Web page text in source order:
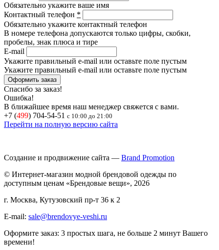
Обязательно укажите ваше имя
Контактный телефон *
Обязательно укажите контактный телефон
В номере телефона допускаются только цифры, скобки,
пробелы, знак плюса и тире
E-mail
Укажите правильный e-mail или оставьте поле пустым
Укажите правильный e-mail или оставьте поле пустым
Спасибо за заказ!
Ошибка!
В ближайшее время наш менеджер свяжется с вами.
+7 (499) 704-54-51 с 10:00 до 21:00
Перейти на полную версию сайта
Создание и продвижение сайта — Brand Promotion
© Интернет-магазин модной брендовой одежды по
доступным ценам «Брендовые вещи», 2026
г. Москва, Кутузовский пр-т 36 к 2
E-mail: sale@brendovye-veshi.ru
Оформите заказ: 3 простых шага, не больше 2 минут Вашего
времени!